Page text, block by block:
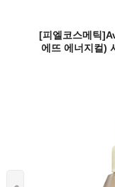
[피엘코스메틱
에뜨 에너지컬)